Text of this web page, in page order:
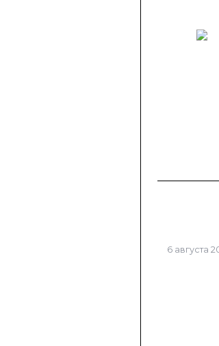
6 августа